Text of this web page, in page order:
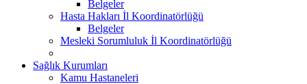
Belgeler
Hasta Hakları İl Koordinatörlüğü
Belgeler
Mesleki Sorumluluk İl Koordinatörlüğü
Sağlık Kurumları
Kamu Hastaneleri